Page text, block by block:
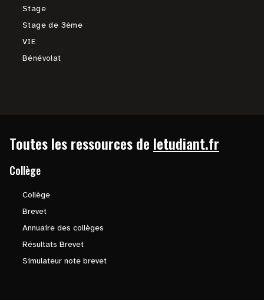
Stage
Stage de 3ème
VIE
Bénévolat
Toutes les ressources de letudiant.fr
Collège
Collège
Brevet
Annuaire des collèges
Résultats Brevet
Simulateur note brevet